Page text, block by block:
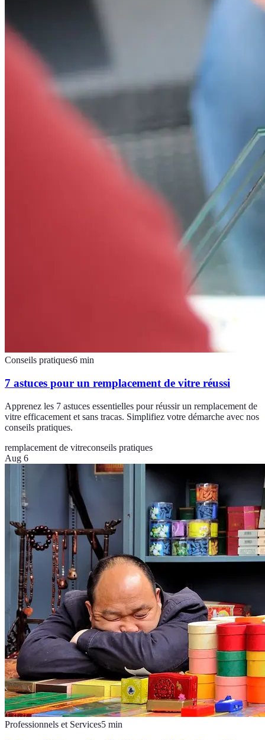
Conseils pratiques6 min
7 astuces pour un remplacement de vitre réussi
Apprenez les 7 astuces essentielles pour réussir un remplacement de
vitre efficacement et sans tracas. Simplifiez votre démarche avec nos
conseils pratiques.
remplacement de vitreconseils pratiques
Aug 6
Professionnels et Services5 min